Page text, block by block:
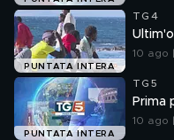
PUNTATA INTERA
TG4
10 ago
PUNTATA INTERA
TG5
Prima
10 ago